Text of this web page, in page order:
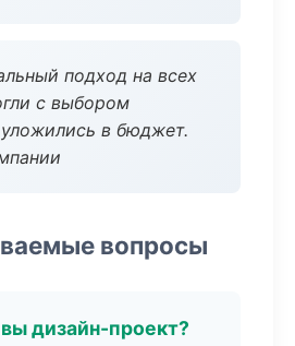
подход на всех
с выбором
в бюджет.
вопросы
дизайн-проект?